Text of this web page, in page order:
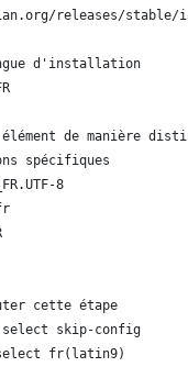
releases/stable/
d'installation
élément de manière
spécifiques
8
cette étape
select skip-config
select fr(latin9)